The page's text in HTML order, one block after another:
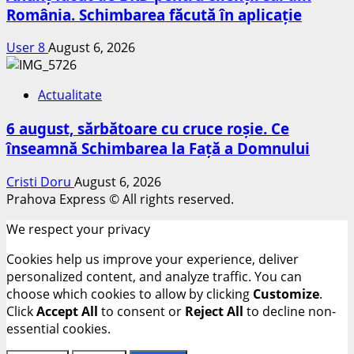
România. Schimbarea făcută în aplicație
User 8August 6, 2026
Actualitate
6 august, sărbătoare cu cruce roșie. Ce
înseamnă Schimbarea la Față a Domnului
Cristi Doru August 6, 2026
Prahova Express © All rights reserved.
We respect your privacy
Cookies help us improve your experience, deliver
personalized content, and analyze traffic. You can
choose which cookies to allow by clicking Customize.
ClickAccept All to consent or Reject All to decline non-
essential cookies.